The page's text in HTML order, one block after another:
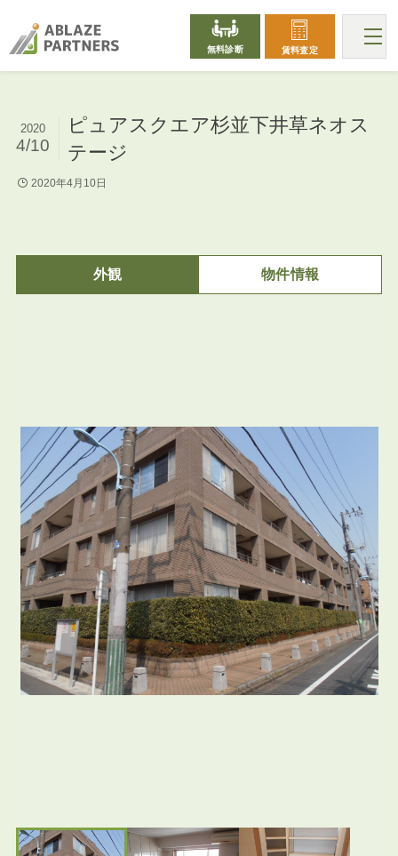
無料診断 賃料査定
ピュアスクエア杉並下井草ネオス
テージ
2020
4/10
2020年4月10日
外観 物件情報